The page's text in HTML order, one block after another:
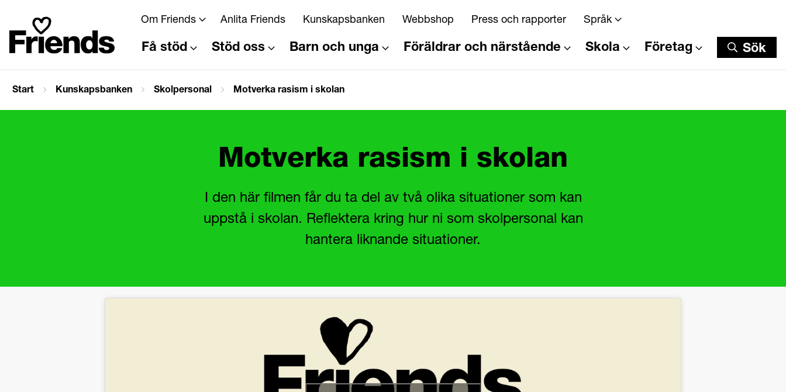
Om Friends Anlita Friends Kunskapsbanken Webbshop Press och rapporter Språk
Få stöd Stöd oss Barn och unga Föräldrar och närstående Skola Företag Sök
Sök
Start Kunskapsbanken Skolpersonal Motverka rasism i skolan
Motverka rasism i skolan
I den här filmen får du ta del av två olika situationer som kan
uppstå i skolan. Reflektera kring hur ni som skolpersonal kan
hantera liknande situationer.